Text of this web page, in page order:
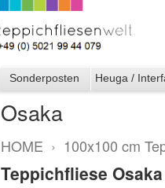
Sonderposten Heuga /
Osaka
HOME › 100x100 cm
Teppichfliese